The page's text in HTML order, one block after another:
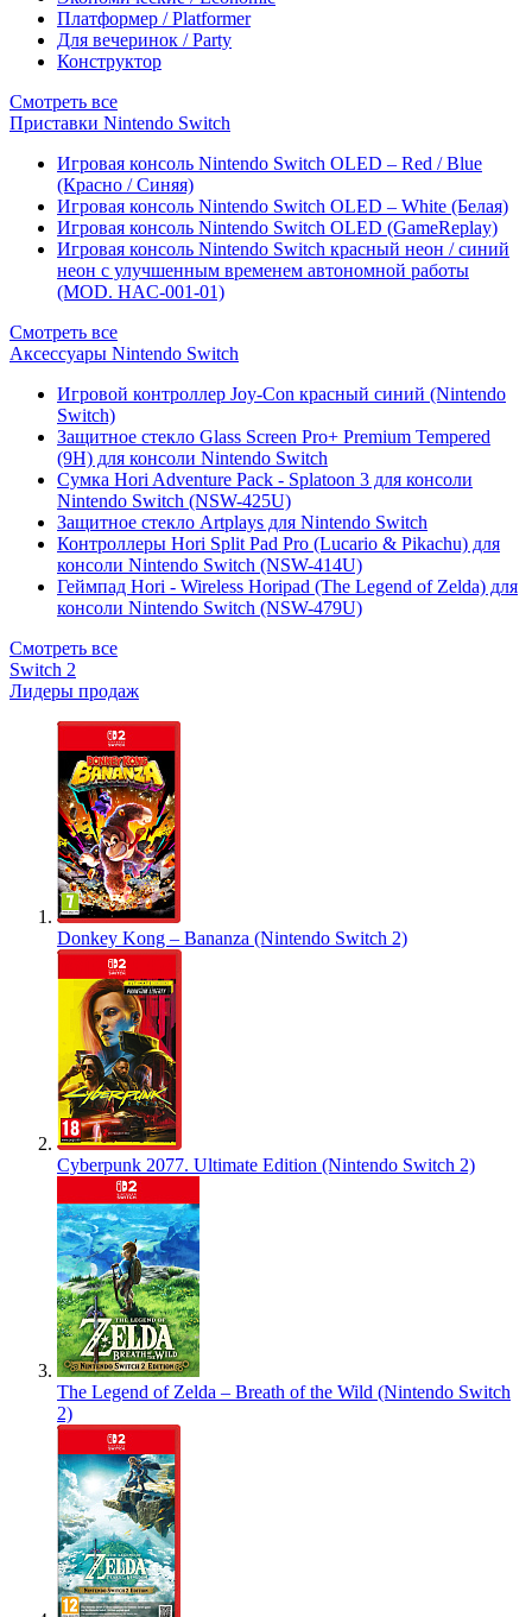
Платформер / Platformer
Для вечеринок / Party
Конструктор
Смотреть все
Приставки Nintendo Switch
Игровая консоль Nintendo Switch OLED – Red / Blue
(Красно / Синяя)
Игровая консоль Nintendo Switch OLED – White (Белая)
Игровая консоль Nintendo Switch OLED (GameReplay)
Игровая консоль Nintendo Switch красный неон / синий
неон с улучшенным временем автономной работы
(MOD. HAC-001-01)
Смотреть все
Аксессуары Nintendo Switch
Игровой контроллер Joy-Con красный синий (Nintendo
Switch)
Защитное стекло Glass Screen Pro+ Premium Tempered
(9H) для консоли Nintendo Switch
Сумка Hori Adventure Pack - Splatoon 3 для консоли
Nintendo Switch (NSW-425U)
Защитное стекло Artplays для Nintendo Switch
Контроллеры Hori Split Pad Pro (Lucario & Pikachu) для
консоли Nintendo Switch (NSW-414U)
Геймпад Hori - Wireless Horipad (The Legend of Zelda) для
консоли Nintendo Switch (NSW-479U)
Смотреть все
Switch 2
Лидеры продаж
Donkey Kong – Bananza (Nintendo Switch 2)
Cyberpunk 2077. Ultimate Edition (Nintendo Switch 2)
The Legend of Zelda – Breath of the Wild (Nintendo Switch
2)